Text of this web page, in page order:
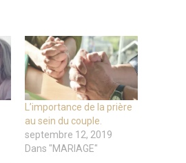
L’importance de la prière
au sein du couple.
septembre 12, 2019
Dans "MARIAGE"